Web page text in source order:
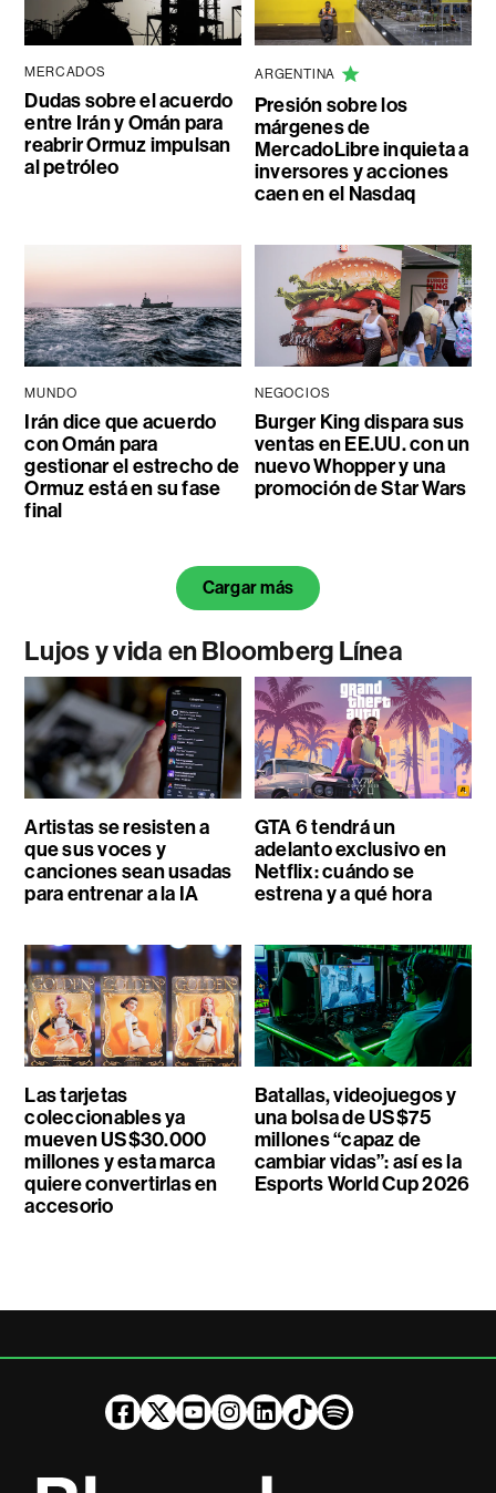
MERCADOS
Dudas sobre el acuerdo
entre Irán y Omán para
reabrir Ormuz impulsan
al petróleo
ARGENTINA
Presión sobre los
márgenes de
MercadoLibre inquieta a
inversores y acciones
caen en el Nasdaq
MUNDO
Irán dice que acuerdo
con Omán para
gestionar el estrecho de
Ormuz está en su fase
final
NEGOCIOS
Burger King dispara sus
ventas en EE.UU. con un
nuevo Whopper y una
promoción de Star Wars
Cargar más
Lujos y vida en Bloomberg Línea
Artistas se resisten a
que sus voces y
canciones sean usadas
para entrenar a la IA
GTA 6 tendrá un
adelanto exclusivo en
Netflix: cuándo se
estrena y a qué hora
Las tarjetas
coleccionables ya
mueven US$30.000
millones y esta marca
quiere convertirlas en
accesorio
Batallas, videojuegos y
una bolsa de US$75
millones “capaz de
cambiar vidas”: así es la
Esports World Cup 2026